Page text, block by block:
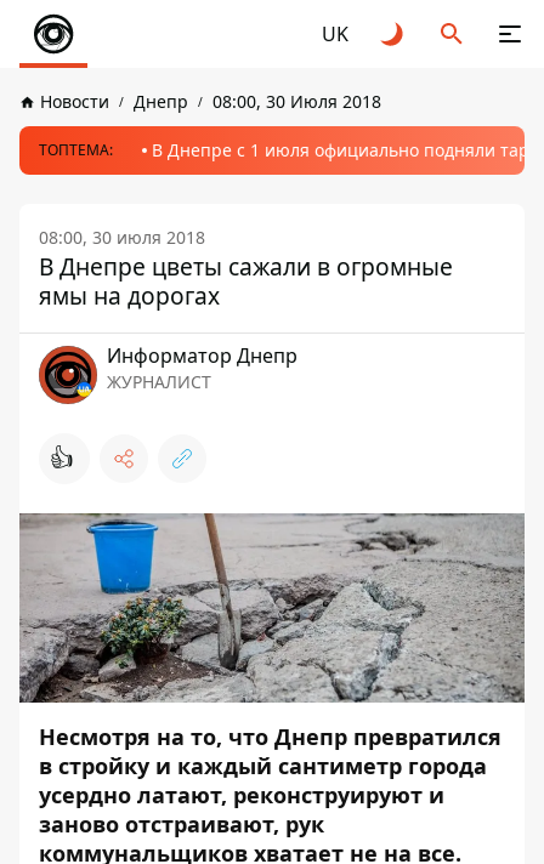
UK
Новости Днепр 08:00, 30 Июля 2018
ТОПТЕМА: В Днепре с 1 июля официально подняли
08:00, 30 июля 2018
В Днепре цветы сажали в огромные
ямы на дорогах
Информатор Днепр
ЖУРНАЛИСТ
👍
Несмотря на то, что Днепр превратился
в стройку и каждый сантиметр города
усердно латают, реконструируют и
заново отстраивают, рук
коммунальщиков хватает не на все.